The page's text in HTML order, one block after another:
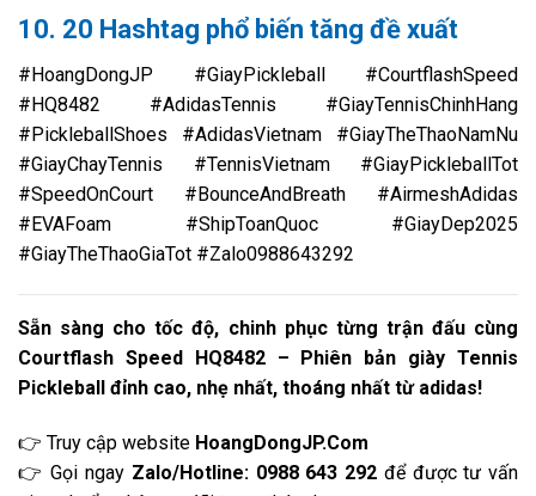
10. 20 Hashtag phổ biến tăng đề xuất
#HoangDongJP #GiayPickleball #CourtflashSpeed
#HQ8482 #AdidasTennis #GiayTennisChinhHang
#PickleballShoes #AdidasVietnam #GiayTheThaoNamNu
#GiayChayTennis #TennisVietnam #GiayPickleballTot
#SpeedOnCourt #BounceAndBreath #AirmeshAdidas
#EVAFoam #ShipToanQuoc #GiayDep2025
#GiayTheThaoGiaTot #Zalo0988643292
Sẵn sàng cho tốc độ, chinh phục từng trận đấu cùng
Courtflash Speed HQ8482 – Phiên bản giày Tennis
Pickleball đỉnh cao, nhẹ nhất, thoáng nhất từ adidas!
👉 Truy cập website HoangDongJP.Com
👉 Gọi ngay Zalo/Hotline: 0988 643 292 để được tư vấn